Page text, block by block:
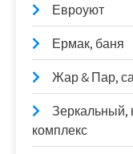
Евроуют
Ермак, баня
Жар & Пар,
Зеркальный,
комплекс